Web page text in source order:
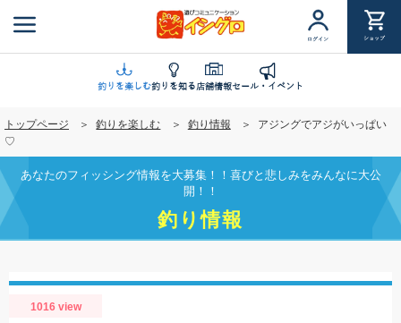
ン
ツ
移
動
ログイン ショップ
釣りを楽しむ釣りを知る店舗情報セール・イベント
トップページ 釣りを楽しむ 釣り情報
アジングでアジがいっぱい
♡
あなたのフィッシング情報を大募集！！喜びと悲しみをみんなに大公
開！！
釣り情報
1016 view